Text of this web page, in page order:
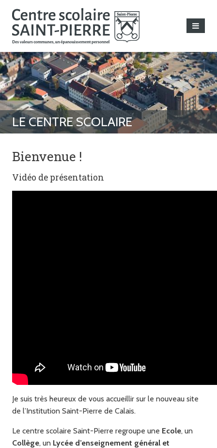
Bienvenue !
Vidéo de présentation
Je suis très heureux de vous accueillir sur le nouveau site
de l’Institution Saint-Pierre de Calais.
Le centre scolaire Saint-Pierre regroupe une Ecole, un
Collège, un Lycée d’enseignement général et